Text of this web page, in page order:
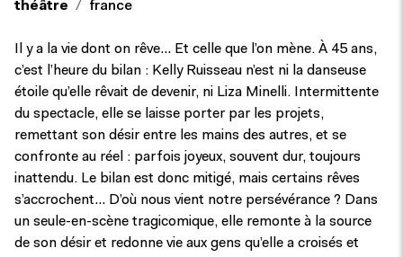
théâtre france
Il y a la vie dont on rêve… Et celle que l’on mène. À 45 ans,
c’est l’heure du bilan : Kelly Ruisseau n’est ni la danseuse
étoile qu’elle rêvait de devenir, ni Liza Minelli. Intermittente
du spectacle, elle se laisse porter par les projets,
remettant son désir entre les mains des autres, et se
confronte au réel : parfois joyeux, souvent dur, toujours
inattendu. Le bilan est donc mitigé, mais certains rêves
s’accrochent… D’où nous vient notre persévérance ? Dans
un seule-en-scène tragicomique, elle remonte à la source
de son désir et redonne vie aux gens qu’elle a croisés et